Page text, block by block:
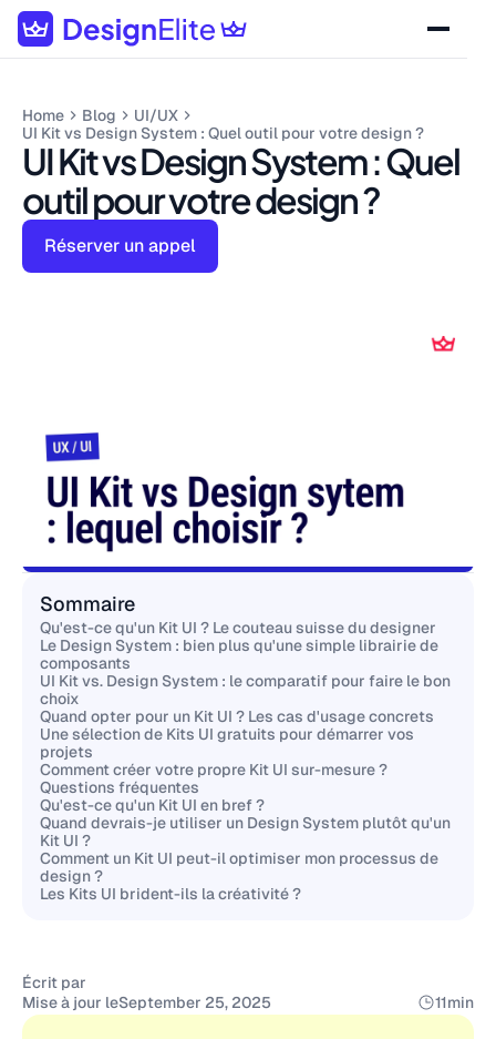
Home Blog
UI/UX
UI Kit vs Design System : Quel outil pour votre design ?
UI Kit vs Design System : Quel
outil pour votre design ?
Réserver un appel
Sommaire
Qu'est-ce qu'un Kit UI ? Le couteau suisse du designer
Le Design System : bien plus qu'une simple librairie de
composants
UI Kit vs. Design System : le comparatif pour faire le bon
choix
Quand opter pour un Kit UI ? Les cas d'usage concrets
Une sélection de Kits UI gratuits pour démarrer vos
projets
Comment créer votre propre Kit UI sur-mesure ?
Questions fréquentes
Qu'est-ce qu'un Kit UI en bref ?
Quand devrais-je utiliser un Design System plutôt qu'un
Kit UI ?
Comment un Kit UI peut-il optimiser mon processus de
design ?
Les Kits UI brident-ils la créativité ?
Écrit par
Mise à jour leSeptember 25, 2025 11min